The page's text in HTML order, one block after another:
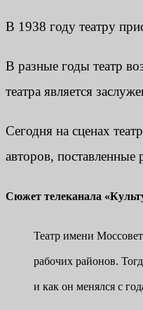
В 1938 году театру
В разные годы театр
театра является
Сегодня на сценах
авторов,
Сюжет телеканала
Театр имени
рабочих районов.
и как он менялся с